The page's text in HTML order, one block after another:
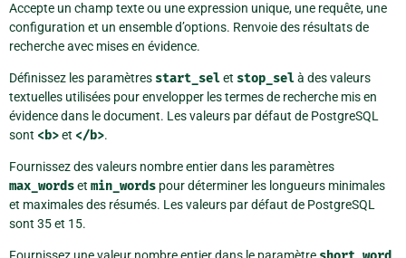
Accepte un champ texte ou une expression unique, une requête, une
configuration et un ensemble d’options. Renvoie des résultats de
recherche avec mises en évidence.
Définissez les paramètres start_selet stop_selà des valeurs
textuelles utilisées pour envelopper les termes de recherche mis en
évidence dans le document. Les valeurs par défaut de PostgreSQL
sont <b>et </b>.
Fournissez des valeurs nombre entier dans les paramètres
max_wordset min_words pour déterminer les longueurs minimales
et maximales des résumés. Les valeurs par défaut de PostgreSQL
sont 35 et 15.